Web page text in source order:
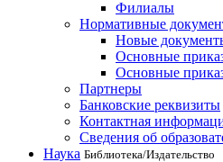
Филиалы
Нормативные
Новые
Основные
Основные
Партнеры
Банковские реквизиты
Контактная
Сведения об
Наука Библиотека/Издательство